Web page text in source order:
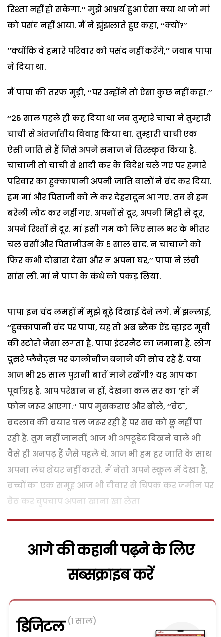
रिश्ता नहीं हो सकेगा.’’ मुझे आश्चर्य हुआ ऐसा क्या था जो मां
को पसंद नहीं आया. मैं ने झुंझलाते हुए कहा, ‘‘क्यों?’’
‘‘क्योंकि वे हमारे परिवार को पसंद नहीं करेंगे,’’ जवाब पापा
ने दिया था.
मैं पापा की तरफ मुड़ी, ‘‘पर उन्होंने तो ऐसा कुछ नहीं कहा.’’
‘‘25 साल पहले ही कह दिया था जब तुम्हारे चाचा ने तुम्हारी
चाची से अंतर्जातीय विवाह किया था. तुम्हारी चाची एक
ऐसी जाति से हैं जिसे अपने समाज ने तिरस्कृत किया है.
चाचाजी तो चाची से शादी कर के विदेश चले गए पर हमारे
परिवार का हुक्कापानी अपनी जाति वालों ने बंद कर दिया.
हम मां और पिताजी को ले कर देहरादून आ गए. तब से हम
बरेली लौट कर नहीं गए. अपनों से दूर, अपनी मिट्टी से दूर,
अपने रिश्तों से दूर. मां इसी गम को लिए साल भर के भीतर
चल बसीं और पिताजीउन के 5 साल बाद. न चाचाजी को
फिर कभी दोबारा देखा और न अपना घर,’’ पापा ने लंबी
सांस ली. मां ने पापा के कंधे को पकड़ लिया.
पापा इन चंद लमहों में मुझे बूढ़े दिखाई देने लगे. मैं झल्लाई,
‘‘हुक्कापानी बंद पर पापा, यह तो अब ब्लैक ऐंड व्हाइट मूवी
की स्टोरी जैसा लगता है. पापा इंटरनैट का जमाना है. लोग
दूसरे प्लैनैट्स पर कालोनीज बनाने की सोच रहे हैं. क्या
आज भी 25 साल पुरानी बातें माने रखेंगी? यह आप का
पूर्वाग्रह है. आप परेशान न हों, देखना कल सर का ‘हां’ में
फोन जरूर आएगा.’’ पाप मुसकराए और बोले, ‘‘बेटा,
बदलाव की बयार चल जरूर रही है पर सब को छू नहीं पा
रही है. तुम नहीं जानतीं, आज भी अपटूडेट दिखने वाले भी
वैसे ही अनपढ़ हैं जैसे पहले थे. आज भी हम हर जाति के साथ
अपना लंच शेयर नहीं करते. मैं नेतो अपने स्कूल में देखा है,
बच्चों का एक समूह आज भी दीवार से चिपक कर जमीन पर
बैठ कर चुपचाप अपना खाना खा लेता
आगे की कहानी पढ़ने के लिए
सब्सक्राइब करें
डिजिटल (1 साल)